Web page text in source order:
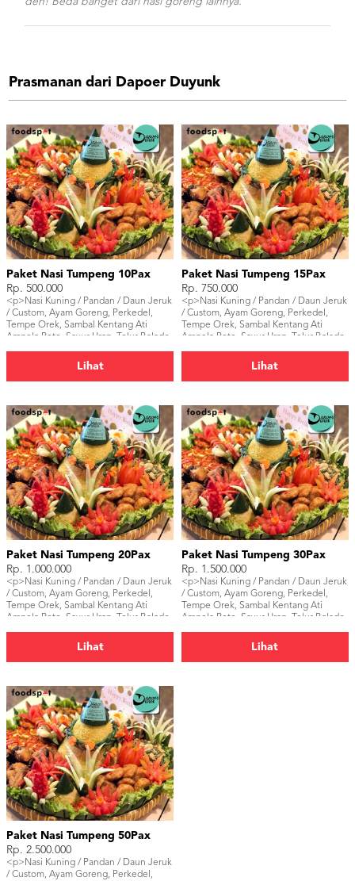
Prasmanan dari Dapoer Duyunk
Paket Nasi Tumpeng 10Pax
Rp. 500.000
<p>Nasi Kuning / Pandan / Daun Jeruk
/ Custom, Ayam Goreng, Perkedel,
Tempe Orek, Sambal Kentang Ati
Ampela Pete, Sayur Urap, Telur Balado.
</p>
Lihat
Paket Nasi Tumpeng 15Pax
Rp. 750.000
<p>Nasi Kuning / Pandan / Daun Jeruk
/ Custom, Ayam Goreng, Perkedel,
Tempe Orek, Sambal Kentang Ati
Ampela Pete, Sayur Urap, Telur Balado.
</p>
Lihat
Paket Nasi Tumpeng 20Pax
Rp. 1.000.000
<p>Nasi Kuning / Pandan / Daun Jeruk
/ Custom, Ayam Goreng, Perkedel,
Tempe Orek, Sambal Kentang Ati
Ampela Pete, Sayur Urap, Telur Balado.
</p>
Lihat
Paket Nasi Tumpeng 30Pax
Rp. 1.500.000
<p>Nasi Kuning / Pandan / Daun Jeruk
/ Custom, Ayam Goreng, Perkedel,
Tempe Orek, Sambal Kentang Ati
Ampela Pete, Sayur Urap, Telur Balado.
</p>
Lihat
Paket Nasi Tumpeng 50Pax
Rp. 2.500.000
<p>Nasi Kuning / Pandan / Daun Jeruk
/ Custom, Ayam Goreng, Perkedel,